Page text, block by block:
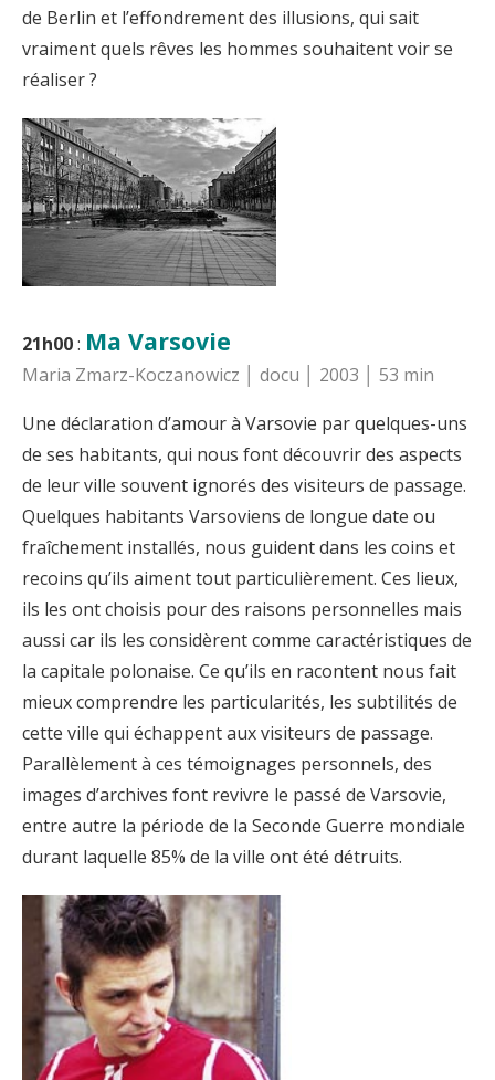
de Berlin et l’effondrement des illusions, qui sait
vraiment quels rêves les hommes souhaitent voir se
réaliser ?
21h00: Ma Varsovie
Maria Zmarz-Koczanowicz │ docu │ 2003 │ 53 min
Une déclaration d’amour à Varsovie par quelques-uns
de ses habitants, qui nous font découvrir des aspects
de leur ville souvent ignorés des visiteurs de passage.
Quelques habitants Varsoviens de longue date ou
fraîchement installés, nous guident dans les coins et
recoins qu’ils aiment tout particulièrement. Ces lieux,
ils les ont choisis pour des raisons personnelles mais
aussi car ils les considèrent comme caractéristiques de
la capitale polonaise. Ce qu’ils en racontent nous fait
mieux comprendre les particularités, les subtilités de
cette ville qui échappent aux visiteurs de passage.
Parallèlement à ces témoignages personnels, des
images d’archives font revivre le passé de Varsovie,
entre autre la période de la Seconde Guerre mondiale
durant laquelle 85% de la ville ont été détruits.